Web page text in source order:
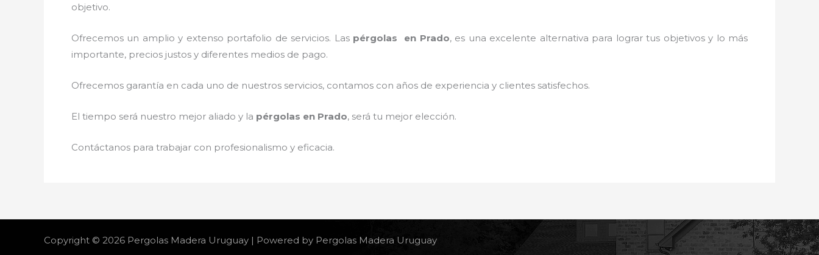
objetivo.
Ofrecemos un amplio y extenso portafolio de servicios. Las pérgolas en Prado, es una excelente alternativa para lograr tus objetivos y lo más
importante, precios justos y diferentes medios de pago.
Ofrecemos garantía en cada uno de nuestros servicios, contamos con años de experiencia y clientes satisfechos.
El tiempo será nuestro mejor aliado y la pérgolas en Prado, será tu mejor elección.
Contáctanos para trabajar con profesionalismo y eficacia.
Copyright © 2026 Pergolas Madera Uruguay | Powered by Pergolas Madera Uruguay